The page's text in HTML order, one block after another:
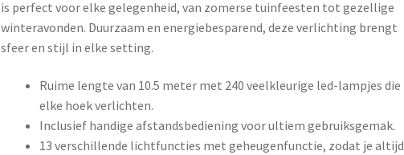
Afstandsbediening
aantal
is perfect voor elke gelegenheid, van zomerse tuinfeesten tot gezellige
winteravonden. Duurzaam en energiebesparend, deze verlichting brengt
sfeer en stijl in elke setting.
Ruime lengte van 10.5 meter met 240 veelkleurige led-lampjes die
elke hoek verlichten.
Inclusief handige afstandsbediening voor ultiem gebruiksgemak.
13 verschillende lichtfuncties met geheugenfunctie, zodat je altijd